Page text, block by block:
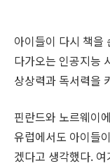
아이들이 다시 책을
다가오는 인공지능
상상력과 독서력을
핀란드와 노르웨이
유럽에서도 아이들
겠다고 생각했다.